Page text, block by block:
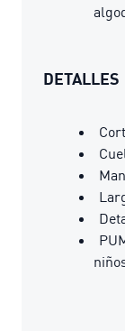
DETALLES